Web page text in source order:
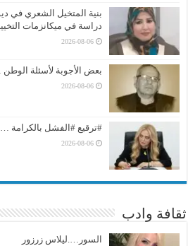
بنية المتخيل الشعري في
دراسة في ميكانزمات
2026-08-06
بعض الأجوبة لأسئلة
2026-08-06
#ترقيع #الفشل بالكرامة
2026-08-06
ثقافة وادب
السور….ليلاس زرزور